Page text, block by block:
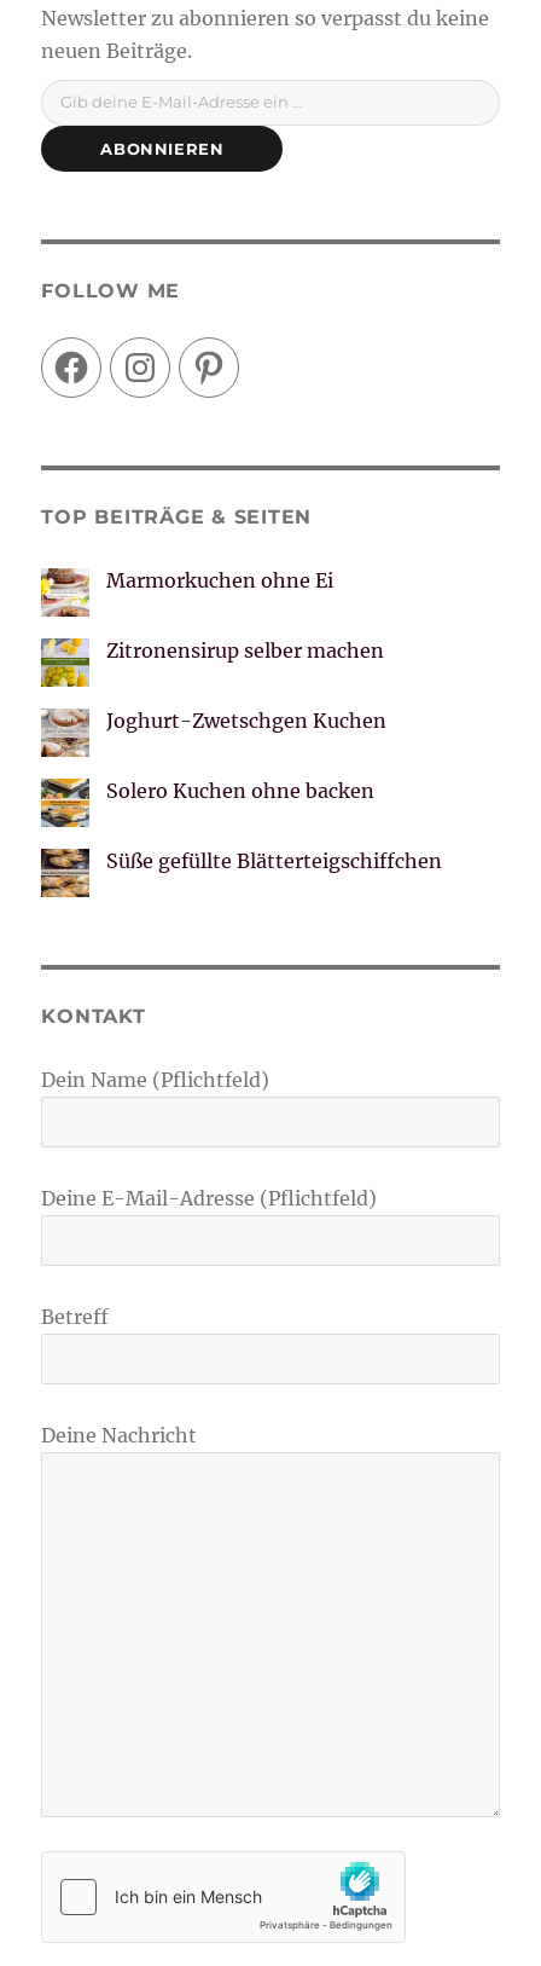
Gib deine E-Mail-Adresse ein ...
ABONNIEREN
FOLLOW ME
FacebookInstagramPinterest
TOP BEITRÄGE & SEITEN
Marmorkuchen ohne Ei
Zitronensirup selber machen
Joghurt-Zwetschgen Kuchen
Solero Kuchen ohne backen
Süße gefüllte Blätterteigschiffchen
KONTAKT
Dein Name (Pflichtfeld)
Deine E-Mail-Adresse (Pflichtfeld)
Betreff
Deine Nachricht